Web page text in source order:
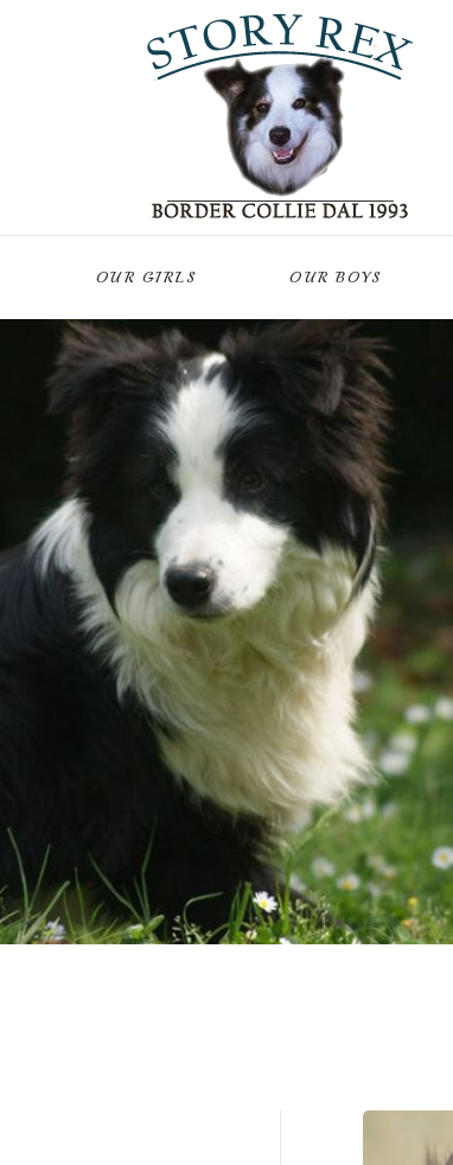
OUR GIRLS OUR BOYS